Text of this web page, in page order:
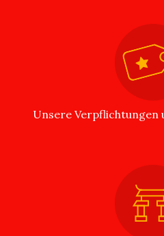
Unsere Verpflichtungen